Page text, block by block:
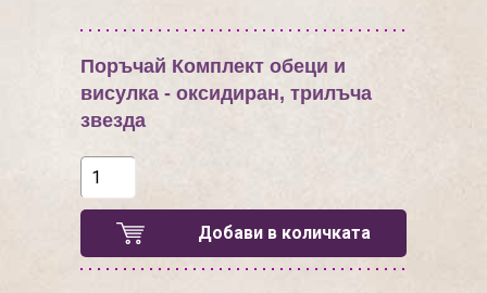
Поръчай Комплект обеци и
висулка - оксидиран, трилъча
звезда
Добави в количката